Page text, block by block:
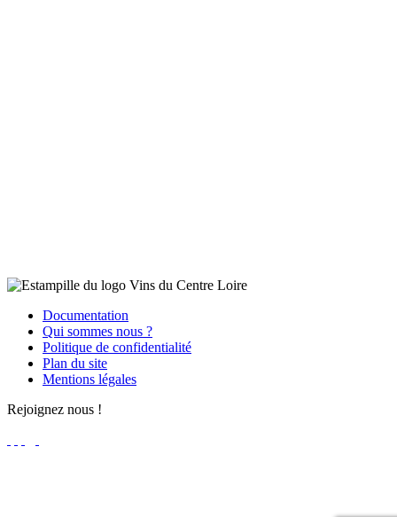
Documentation
Qui sommes nous ?
Politique de confidentialité
Plan du site
Mentions légales
Rejoignez nous !